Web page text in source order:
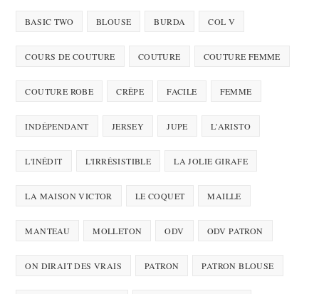
BASIC TWO BLOUSE BURDA COL V
COURS DE COUTURE COUTURE COUTURE FEMME
COUTURE ROBE CRÊPE FACILE FEMME
INDÉPENDANT JERSEY JUPE L'ARISTO
L'INÉDIT L'IRRÉSISTIBLE LA JOLIE GIRAFE
LA MAISON VICTOR LE COQUET MAILLE
MANTEAU MOLLETON ODV ODV PATRON
ON DIRAIT DES VRAIS PATRON PATRON BLOUSE